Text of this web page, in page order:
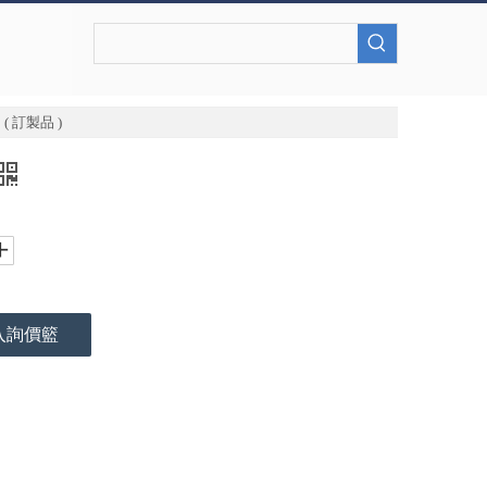
訂製品 )
詢價籃